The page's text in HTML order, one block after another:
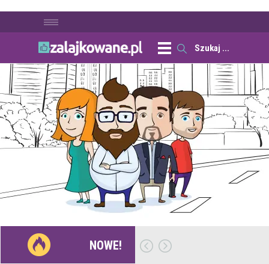
NOWE!